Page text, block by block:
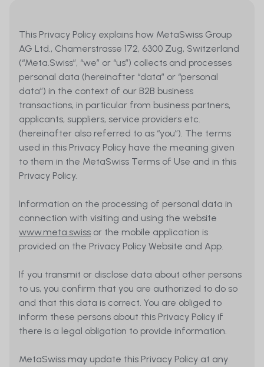
This Privacy Policy explains how MetaSwiss Group
AG Ltd., Chamerstrasse 172, 6300 Zug, Switzerland
(“Meta.Swiss”, “we” or “us”) collects and processes
personal data (hereinafter “data” or “personal
data”) in the context of our B2B business
transactions, in particular from business partners,
applicants, suppliers, service providers etc.
(hereinafter also referred to as “you”). The terms
used in this Privacy Policy have the meaning given
to them in the MetaSwiss Terms of Use and in this
Privacy Policy.
Information on the processing of personal data in
connection with visiting and using the website
www.meta.swiss or the mobile application is
provided on the Privacy Policy Website and App.
If you transmit or disclose data about other persons
to us, you confirm that you are authorized to do so
and that this data is correct. You are obliged to
inform these persons about this Privacy Policy if
there is a legal obligation to provide information.
MetaSwiss may update this Privacy Policy at any